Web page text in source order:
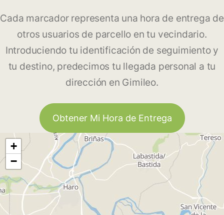
Cada marcador representa una hora de entrega de
otros usuarios de parcello en tu vecindario.
Introduciendo tu identificación de seguimiento y
tu destino, predecimos tu llegada personal a tu
dirección en Gimileo.
Obtener Mi Hora de Entrega
+
−